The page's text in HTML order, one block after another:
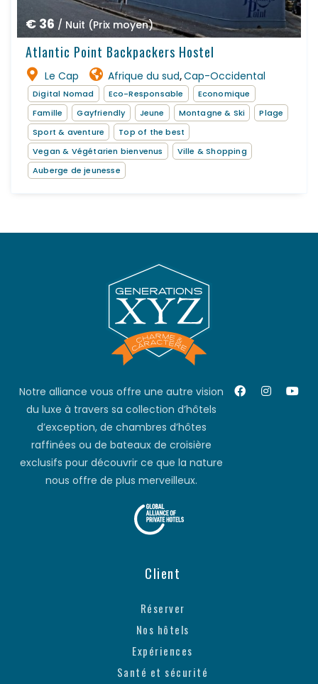
€ 36 / Nuit (Prix moyen)
Atlantic Point Backpackers Hostel
Le Cap Afrique du sud,Cap-Occidental
Digital Nomad Eco-Responsable
Economique
Famille
Gayfriendly Jeune Montagne & Ski
Plage
Sport & aventure
Top of the best
Vegan & Végétarien bienvenus
Ville & Shopping
Auberge de jeunesse
Notre alliance vous offre une autre vision
du luxe à travers sa collection d’hôtels
d’exception, de chambres d’hôtes
raffinées ou de bateaux de croisière
exclusifs pour découvrir ce que la nature
nous offre de plus merveilleux.
Client
Réserver
Nos hôtels
Expériences
Santé et sécurité